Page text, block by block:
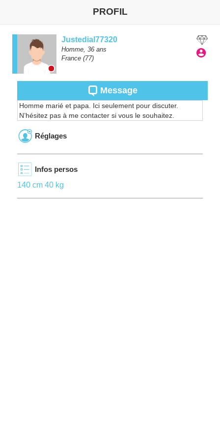
PROFIL
Justedial77320
Homme, 36 ans
France (77)
Message
Homme marié et papa. Ici seulement pour discuter.
N’hésitez pas à me contacter si vous le souhaitez.
Réglages
Infos persos
140 cm 40 kg